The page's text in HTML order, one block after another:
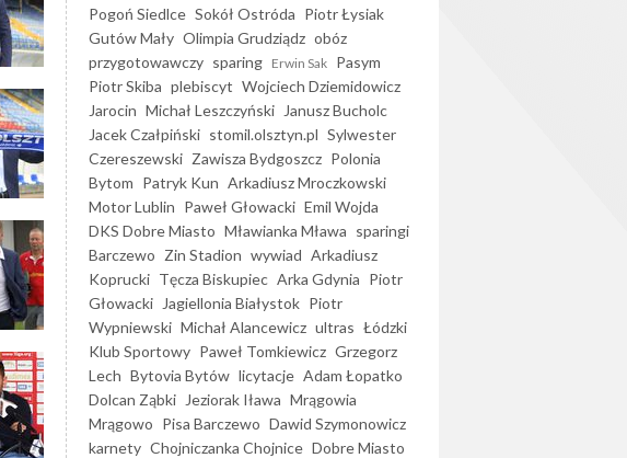
Pogoń Siedlce Sokół Ostróda Piotr Łysiak
Gutów Mały Olimpia Grudziądz obóz
przygotowawczy sparing Erwin Sak Pasym
Piotr Skiba plebiscyt Wojciech Dziemidowicz
Jarocin Michał Leszczyński
Janusz Bucholc
Jacek Czałpiński stomil.olsztyn.pl Sylwester
Czereszewski Zawisza Bydgoszcz Polonia
Bytom Patryk Kun Arkadiusz Mroczkowski
Motor Lublin Paweł Głowacki Emil Wojda
DKS Dobre Miasto Mławianka Mława sparingi
Barczewo Zin Stadion wywiad Arkadiusz
Koprucki Tęcza Biskupiec Arka Gdynia Piotr
Głowacki
Jagiellonia Białystok Piotr
Wypniewski Michał Alancewicz ultras Łódzki
Klub Sportowy Paweł Tomkiewicz Grzegorz
Lech Bytovia Bytów licytacje Adam Łopatko
Dolcan Ząbki
Jeziorak Iława Mrągowia
Mrągowo Pisa Barczewo Dawid Szymonowicz
karnety Chojniczanka Chojnice Dobre Miasto